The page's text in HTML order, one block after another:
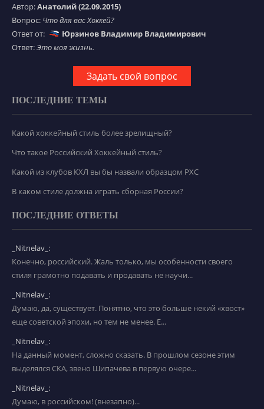
Автор:Анатолий (22.09.2015)
Вопрос: Что для вас Хоккей?
Ответ от:
Юрзинов Владимир Владимирович
Ответ:Это моя жизнь.
Задать свой вопрос
ПОСЛЕДНИЕ ТЕМЫ
Какой хоккейный стиль более зрелищный?
Что такое Российский Хоккейный стиль?
Какой из клубов КХЛ вы бы назвали образцом РХС
В каком стиле должна играть сборная России?
ПОСЛЕДНИЕ ОТВЕТЫ
_Nitnelav_:
Конечно, российский. Жаль только, мы особенности своего
стиля грамотно подавать и продавать не научи...
_Nitnelav_:
Думаю, да, существует. Понятно, что это больше некий «хвост»
еще советской эпохи, но тем не менее. Е...
_Nitnelav_:
На данный момент, сложно сказать. В прошлом сезоне этим
выделялся СКА, звено Шипачева в первую очере...
_Nitnelav_:
Думаю, в российском! (внезапно)...